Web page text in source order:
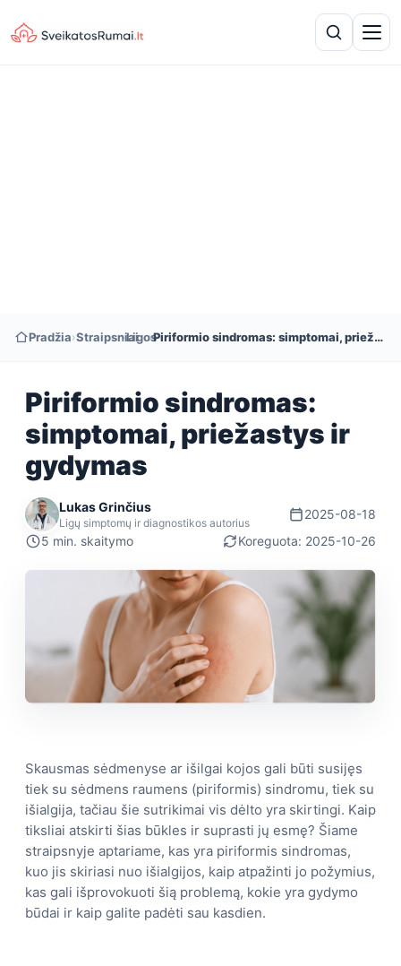
Pradžia›Straipsniai
›Ligos
› Piriformio sindromas: simptomai, priežastys ir gydymas
Piriformio sindromas:
simptomai, priežastys ir
gydymas
Lukas Grinčius
Ligų simptomų ir diagnostikos autorius
2025-08-18
5 min. skaitymo
Koreguota: 2025-10-26
Skausmas sėdmenyse ar išilgai kojos gali būti susijęs
tiek su sėdmens raumens (piriformis) sindromu, tiek su
išialgija, tačiau šie sutrikimai vis dėlto yra skirtingi. Kaip
tiksliai atskirti šias būkles ir suprasti jų esmę? Šiame
straipsnyje aptariame, kas yra piriformis sindromas,
kuo jis skiriasi nuo išialgijos, kaip atpažinti jo požymius,
kas gali išprovokuoti šią problemą, kokie yra gydymo
būdai ir kaip galite padėti sau kasdien.